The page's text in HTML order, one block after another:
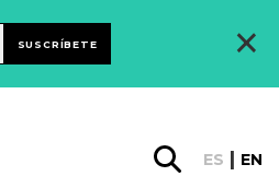
SUSCRÍBETE ×
ES EN